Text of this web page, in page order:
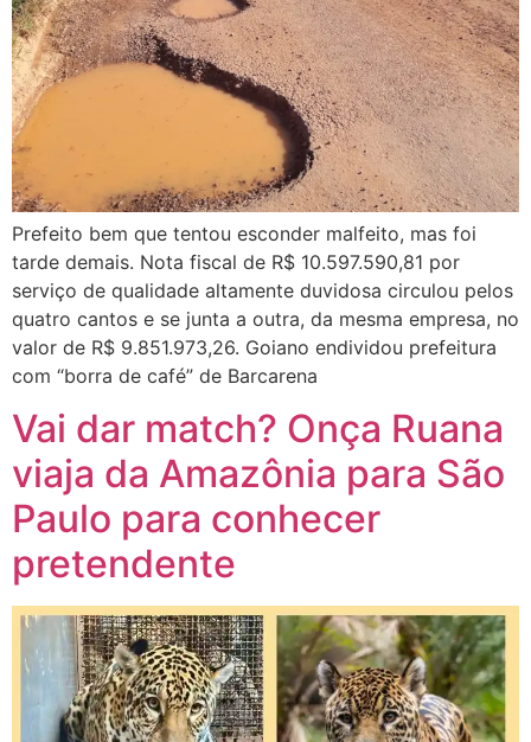
Prefeito bem que tentou esconder malfeito, mas foi
tarde demais. Nota fiscal de R$ 10.597.590,81 por
serviço de qualidade altamente duvidosa circulou pelos
quatro cantos e se junta a outra, da mesma empresa, no
valor de R$ 9.851.973,26. Goiano endividou prefeitura
com “borra de café” de Barcarena
Vai dar match? Onça Ruana
viaja da Amazônia para São
Paulo para conhecer
pretendente